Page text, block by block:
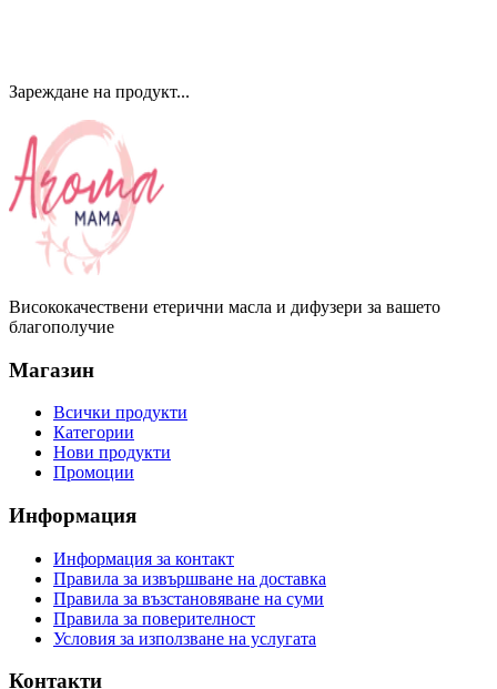
Зареждане на продукт...
Висококачествени етерични масла и дифузери за вашето
благополучие
Магазин
Всички продукти
Категории
Нови продукти
Промоции
Информация
Информация за контакт
Правила за извършване на доставка
Правила за възстановяване на суми
Правила за поверителност
Условия за използване на услугата
Контакти